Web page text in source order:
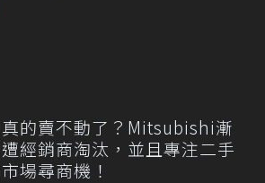
真的賣不動了？Mitsubishi漸
遭經銷商淘汰，並且專注二手
市場尋商機！